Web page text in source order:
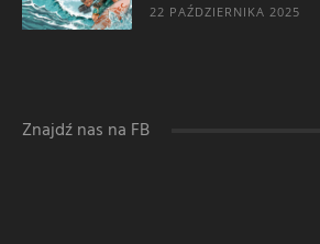
22 PAŹDZIERNIKA 2025
Znajdź nas na FB